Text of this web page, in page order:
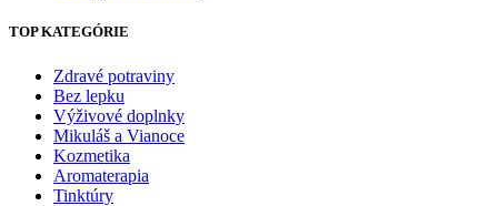
TOP KATEGÓRIE
Zdravé potraviny
Bez lepku
Výživové doplnky
Mikuláš a Vianoce
Kozmetika
Aromaterapia
Tinktúry